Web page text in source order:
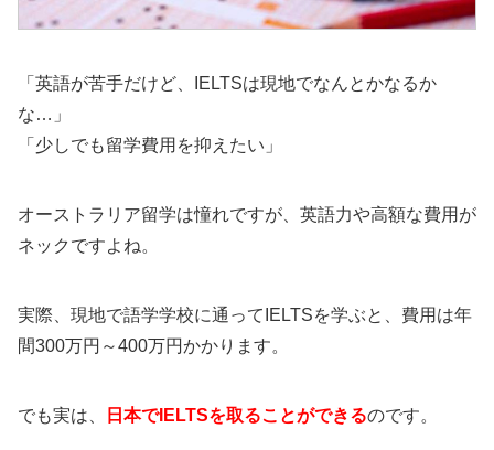
「英語が苦手だけど、IELTSは現地でなんとかなるか
な…」
「少しでも留学費用を抑えたい」
オーストラリア留学は憧れですが、英語力や高額な費用が
ネックですよね。
実際、現地で語学学校に通ってIELTSを学ぶと、費用は年
間300万円～400万円かかります。
でも実は、 日本でIELTSを取ることができるのです。